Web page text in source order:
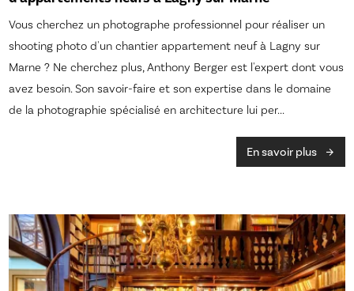
Vous cherchez un photographe professionnel pour réaliser un
shooting photo d'un chantier appartement neuf à Lagny sur
Marne ? Ne cherchez plus, Anthony Berger est l'expert dont vous
avez besoin. Son savoir-faire et son expertise dans le domaine
de la photographie spécialisé en architecture lui per...
En savoir plus